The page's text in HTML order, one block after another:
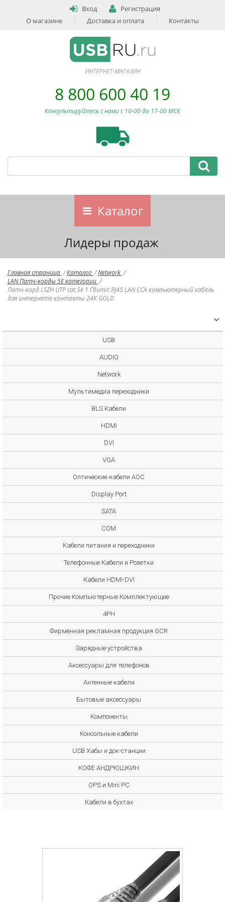
Вход
Регистрация
О магазине
Доставка и оплата Контакты
ИНТЕРНЕТ-МАГАЗИН
8 800 600 40 19
Консультируйтесь с нами c 10-00 до 17-00 МСК
Каталог
Лидеры продаж
Главная страница /Каталог /Network /
LAN Патч-корды 5E категории /
Патч-корд LSZH UTP cat.5e 1 Гбит/с RJ45 LAN CCA компьютерный кабель
для интернета контакты 24K GOLD
USB
AUDIO
Network
Мультимедиа переходники
BLS Кабели
HDMI
DVI
VGA
Оптические кабели AOC
Display Port
SATA
COM
Кабели питания и переходники
Телефонные Кабели и Розетки
Кабели HDMI-DVI
Прочие Компьютерные Комплектующие
4PH
Фирменная рекламная продукция GCR
Зарядные устройства
Аксессуары для телефонов
Антенные кабели
Бытовые аксессуары
Компоненты
Консольные кабели
USB Хабы и док-станции
КОФЕ АНДРЮШКИН
OPS и Mini PC
Кабели в бухтах